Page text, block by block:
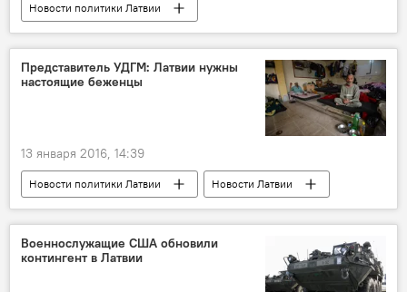
Новости политики Латвии
Новости экономики Латвии
Новости Латвии
Представитель УДГМ: Латвии нужны
настоящие беженцы
13 января 2016, 14:39
Новости политики Латвии
Новости Латвии
Беженцы в Латвии и ЕС
Военнослужащие США обновили
контингент в Латвии